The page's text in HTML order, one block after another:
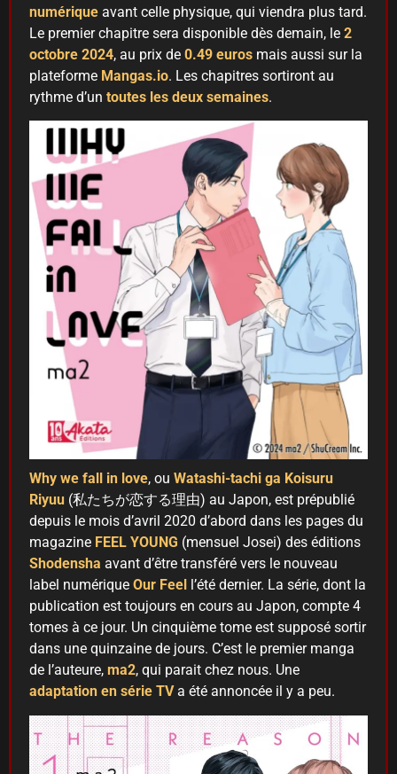
numérique avant celle physique, qui viendra plus tard.
Le premier chapitre sera disponible dès demain, le 2
octobre 2024, au prix de 0.49 euros mais aussi sur la
plateforme Mangas.io. Les chapitres sortiront au
rythme d’un toutes les deux semaines.
Why we fall in love, ou Watashi-tachi ga Koisuru
Riyuu (私たちが恋する理由) au Japon, est prépublié
depuis le mois d’avril 2020 d’abord dans les pages du
magazine FEEL YOUNG (mensuel Josei) des éditions
Shodensha avant d’être transféré vers le nouveau
label numérique Our Feel
l’été dernier. La série, dont la
publication est toujours en cours au Japon, compte 4
tomes à ce jour. Un cinquième tome est supposé sortir
dans une quinzaine de jours. C’est le premier manga
de l’auteure, ma2, qui parait chez nous. Une
adaptation en série TVa été annoncée il y a peu.